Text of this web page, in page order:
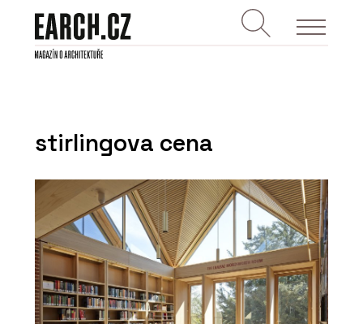
stirlingova cena